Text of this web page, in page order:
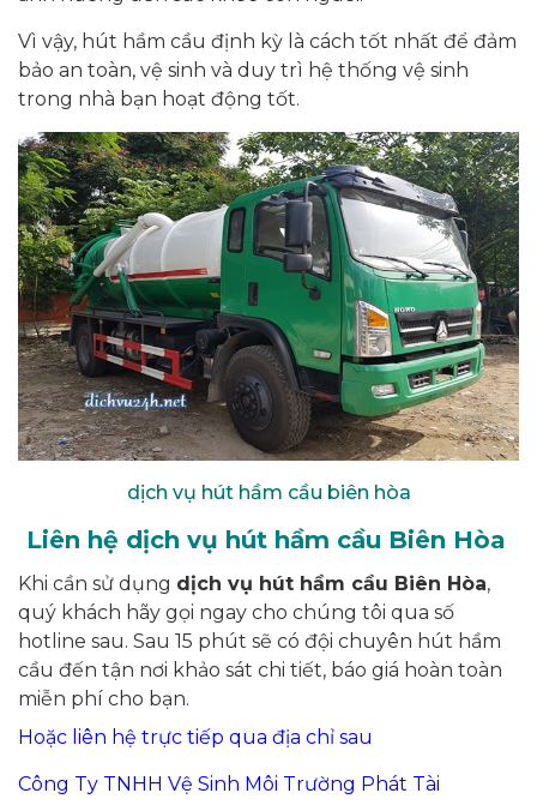
Vì vậy, hút hầm cầu định kỳ là cách tốt nhất để đảm
bảo an toàn, vệ sinh và duy trì hệ thống vệ sinh
trong nhà bạn hoạt động tốt.
dịch vụ hút hầm cầu biên hòa
Liên hệ dịch vụ hút hầm cầu Biên Hòa
Khi cần sử dụng dịch vụ hút hầm cầu Biên Hòa,
quý khách hãy gọi ngay cho chúng tôi qua số
hotline sau. Sau 15 phút sẽ có đội chuyên hút hầm
cầu đến tận nơi khảo sát chi tiết, báo giá hoàn toàn
miễn phí cho bạn.
Hoặc liên hệ trực tiếp qua địa chỉ sau
Công Ty TNHH Vệ Sinh Môi Trường Phát Tài